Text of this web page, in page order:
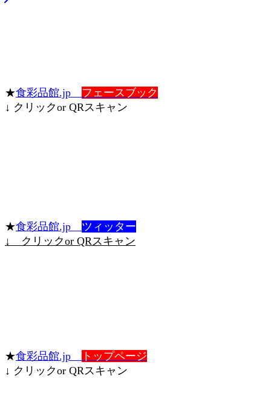
★食彩品館.jp フェースブック
↓ クリックor QRスキャン
★食彩品館.jp ツィッター
↓ クリックor QRスキャン
★食彩品館.jp
トップページ
↓ クリックor QRスキャン